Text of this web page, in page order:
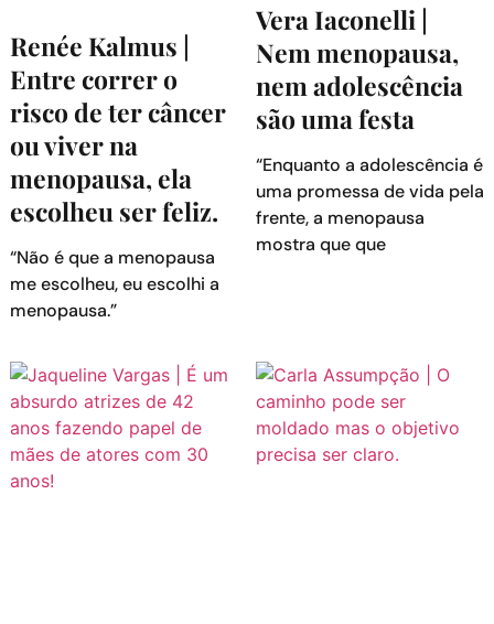
Renée Kalmus |
Entre correr o
risco de ter câncer
ou viver na
menopausa, ela
escolheu ser feliz.
“Não é que a menopausa
me escolheu, eu escolhi a
menopausa.”
Vera Iaconelli |
Nem menopausa,
nem adolescência
são uma festa
“Enquanto a adolescência é
uma promessa de vida pela
frente, a menopausa
mostra que que